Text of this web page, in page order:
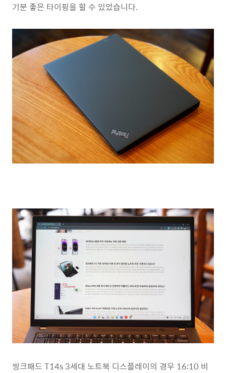
기분 좋은 타이핑을 할 수 있었습니다.
씽크패드 T14s 3세대 노트북 디스플레이의 경우 16:10 비